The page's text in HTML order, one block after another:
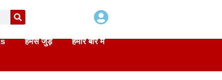
हमसे जुड़े हमारे बारे में